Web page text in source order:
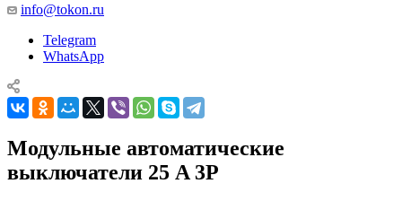
info@tokon.ru
Telegram
WhatsApp
Модульные автоматические
выключатели 25 A 3P